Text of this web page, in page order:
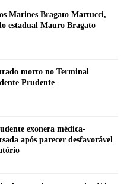
Marines Bragato Martucci,
estadual Mauro Bragato
morto no Terminal
Prudente
exonera médica-
após parecer desfavorável